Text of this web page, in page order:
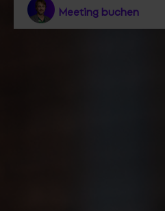
Meeting buchen